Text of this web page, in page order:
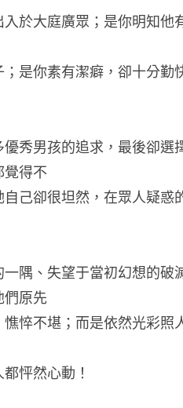
於大庭廣眾；是你明知他
是你素有潔癖，卻十分勤
秀男孩的追求，最後卻選
覺得不
己卻很坦然，在眾人疑惑
隅、失望于當初幻想的破
們原先
悴不堪；而是依然光彩照
怦然心動！